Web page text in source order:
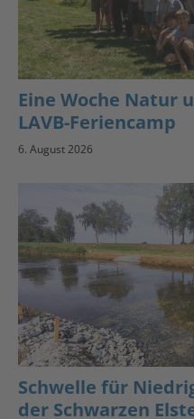
Eine Woche Natur
LAVB-Feriencamp
6. August 2026
Schwelle für
der Schwarzen